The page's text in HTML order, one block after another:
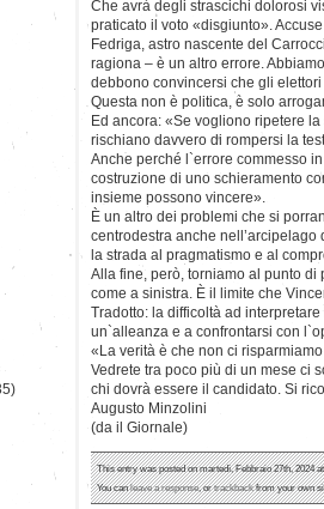
Che avrà degli strascichi dolorosi
praticato il voto «disgiunto».
Fedriga, astro nascente del
ragiona – è un altro errore.
debbono convincersi che gli
Questa non è politica, è solo
Ed ancora: «Se vogliono ripetere
rischiano davvero di rompersi la
Anche perché l`errore commesso
costruzione di uno schieramento
insieme possono vincere».
È un altro dei problemi che si
centrodestra anche
la strada al pragmatismo e al
Alla fine, però, torniamo al punto
come a sinistra. È il limite che
Tradotto: la difficoltà ad
un`alleanza e a confrontarsi con
«La verità è che non ci
Vedrete tra poco più di un mese ci
chi dovrà essere il candidato. Si
Augusto Minzolini
(da il Giornale)
This entry was posted on martedì, Febbraio 27th, 2024
You canleave a response, ortrackbackfrom your own